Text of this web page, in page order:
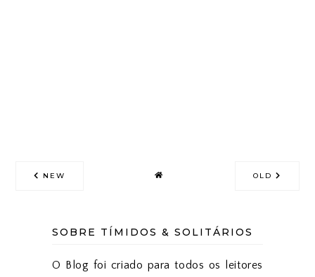
NEW OLD
SOBRE TÍMIDOS & SOLITÁRIOS
O Blog foi criado para todos os leitores